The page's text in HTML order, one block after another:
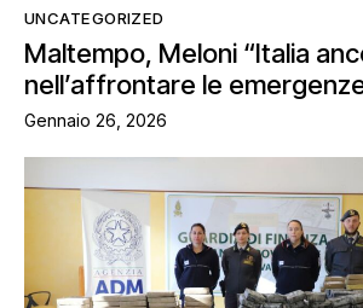
UNCATEGORIZED
Maltempo, Meloni “Italia
nell’affrontare le
Gennaio 26, 2026